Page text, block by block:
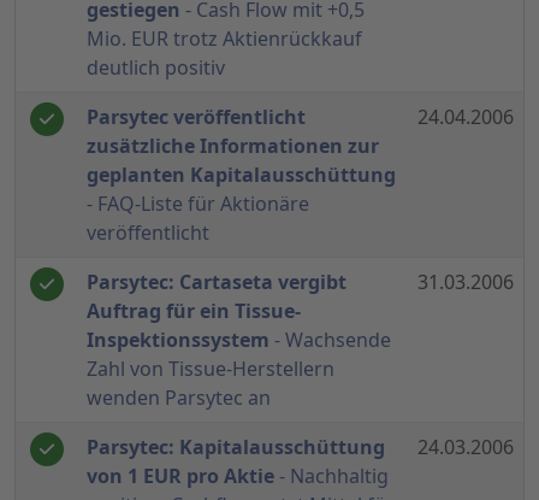
gestiegen - Cash Flow mit +0,5
Mio. EUR trotz Aktienrückkauf
deutlich positiv
Parsytec veröffentlicht
zusätzliche Informationen zur
geplanten Kapitalausschüttung
- FAQ-Liste für Aktionäre
veröffentlicht
24.04.2006
Parsytec: Cartaseta vergibt
Auftrag für ein Tissue-
Inspektionssystem - Wachsende
Zahl von Tissue-Herstellern
wenden Parsytec an
31.03.2006
Parsytec: Kapitalausschüttung
von 1 EUR pro Aktie - Nachhaltig
24.03.2006